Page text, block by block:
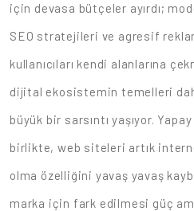
için devasa bütçeler ayırdı;
SEO stratejileri ve agresif
kullanıcıları kendi alanlarına
dijital ekosistemin temelleri
büyük bir sarsıntı yaşıyor.
birlikte, web siteleri artık
olma özelliğini yavaş yavaş
marka için fark edilmesi güç